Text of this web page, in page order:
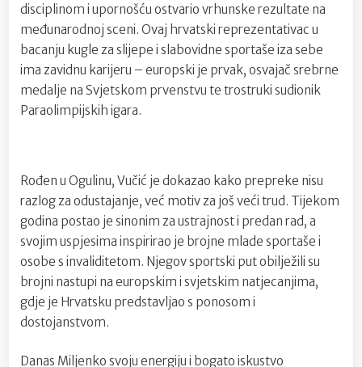
izazova:
Miljenko
Vučić
otvorio
Corpus
centar
disciplinom i upornošću ostvario vrhunske rezultate na
međunarodnoj sceni. Ovaj hrvatski reprezentativac u
bacanju kugle za slijepe i slabovidne sportaše iza sebe
ima zavidnu karijeru – europski je prvak, osvajač srebrne
medalje na Svjetskom prvenstvu te trostruki sudionik
Paraolimpijskih igara.
Rođen u Ogulinu, Vučić je dokazao kako prepreke nisu
razlog za odustajanje, već motiv za još veći trud. Tijekom
godina postao je sinonim za ustrajnost i predan rad, a
svojim uspjesima inspirirao je brojne mlade sportaše i
osobe s invaliditetom. Njegov sportski put obilježili su
brojni nastupi na europskim i svjetskim natjecanjima,
gdje je Hrvatsku predstavljao s ponosom i
dostojanstvom.
Danas Miljenko svoju energiju i bogato iskustvo